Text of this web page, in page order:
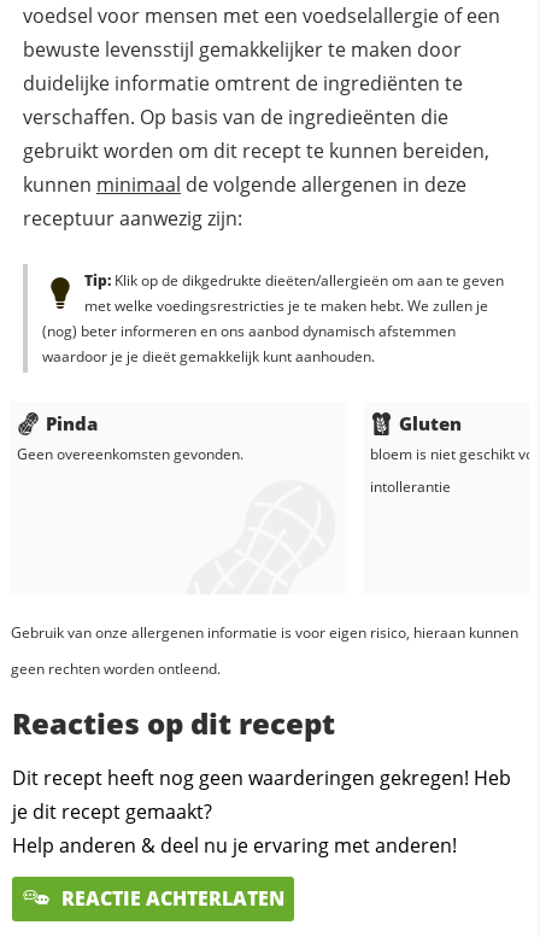
voedsel voor mensen met een voedselallergie of een
bewuste levensstijl gemakkelijker te maken door
duidelijke informatie omtrent de ingrediënten te
verschaffen. Op basis van de ingredieënten die
gebruikt worden om dit recept te kunnen bereiden,
kunnen minimaal de volgende allergenen in deze
receptuur aanwezig zijn:
Tip:Klik op de dikgedrukte dieëten/allergieën om aan te geven
met welke voedingsrestricties je te maken hebt. We zullen je
(nog) beter informeren en ons aanbod dynamisch afstemmen
waardoor je je dieët gemakkelijk kunt aanhouden.
Pinda
Geen overeenkomsten gevonden.
Gluten
bloemis niet geschikt
intollerantie
Gebruik van onze allergenen informatie is voor eigen risico, hieraan kunnen
geen rechten worden ontleend.
Reacties op dit recept
Dit recept heeft nog geen waarderingen gekregen! Heb
je dit recept gemaakt?
Help anderen & deel nu je ervaring met anderen!
REACTIE ACHTERLATEN